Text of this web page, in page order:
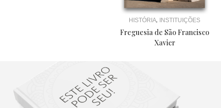
HISTÓRIA, INSTITUIÇÕES
Freguesia de São Francisco
Xavier